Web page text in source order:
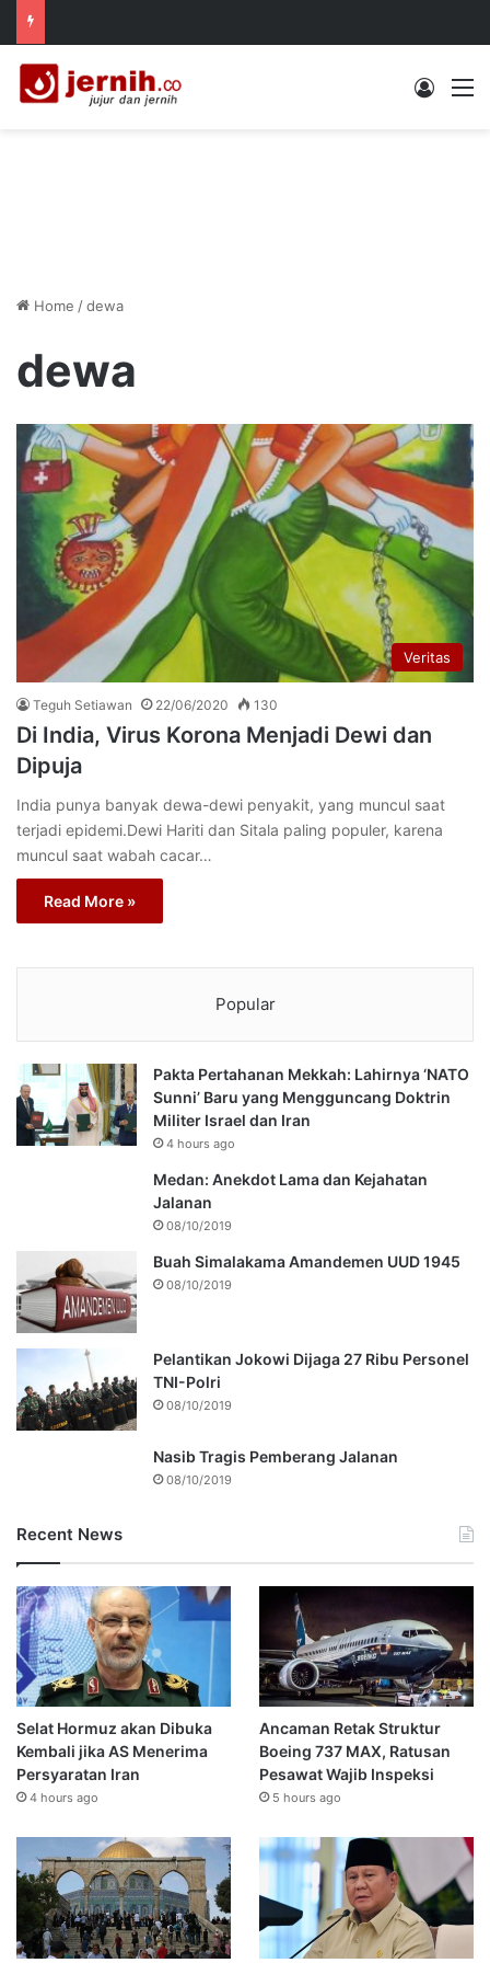
Log In
Home /dewa
dewa
Veritas
Teguh Setiawan 22/06/2020 130
Di India, Virus Korona Menjadi Dewi dan
Dipuja
India punya banyak dewa-dewi penyakit, yang muncul saat
terjadi epidemi.Dewi Hariti dan Sitala paling populer, karena
muncul saat wabah cacar…
Read More »
Popular
Pakta Pertahanan Mekkah: Lahirnya ‘NATO
Sunni’ Baru yang Mengguncang Doktrin
Militer Israel dan Iran
4 hours ago
Medan: Anekdot Lama dan Kejahatan
Jalanan
08/10/2019
Buah Simalakama Amandemen UUD 1945
08/10/2019
Pelantikan Jokowi Dijaga 27 Ribu Personel
TNI-Polri
08/10/2019
Nasib Tragis Pemberang Jalanan
08/10/2019
Recent News
Selat Hormuz akan Dibuka
Kembali jika AS Menerima
Persyaratan Iran
4 hours ago
Ancaman Retak Struktur
Boeing 737 MAX, Ratusan
Pesawat Wajib Inspeksi
5 hours ago